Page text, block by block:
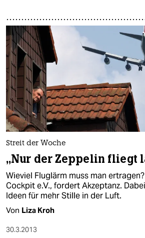
Streit der Woche
„Nur der Zeppelin fliegt
Wieviel Fluglärm muss man
Cockpit e.V., fordert Akzeptanz.
Ideen für mehr Stille in der Luft.
Von Liza Kroh
30.3.2013